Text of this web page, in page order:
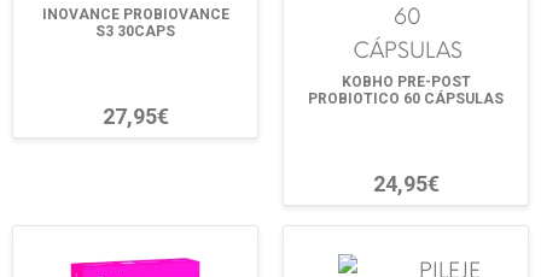
INOVANCE PROBIOVANCE
S3 30CAPS
27,95€
KOBHO PRE-POST
PROBIOTICO 60 CÁPSULAS
24,95€